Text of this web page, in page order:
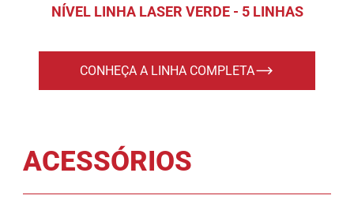
NÍVEL LINHA LASER VERDE - 5 LINHAS
CONHEÇA A LINHA COMPLETA
ACESSÓRIOS